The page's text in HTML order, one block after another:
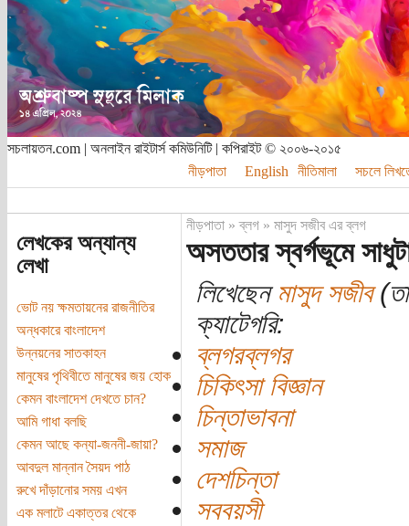
সচলায়তন.com | অনলাইন রাইটার্স কমিউনিটি | কপিরাইট © ২০০৬-২০১৫
নীড়পাতা
English নীতিমালা সচলে
লেখকের অন্যান্য
লেখা
ভোট নয় ক্ষমতায়নের রাজনীতির
অন্ধকারে বাংলাদেশ
উন্নয়নের সাতকাহন
মানুষের পৃথিবীতে মানুষের জয় হোক
কেমন বাংলাদেশ দেখতে চান?
আমি গাধা বলছি
কেমন আছে কন্যা-জননী-জায়া?
আবদুল মান্নান সৈয়দ পাঠ
রুখে দাঁড়ানোর সময় এখন
এক মলাটে একাত্তর থেকে
নীড়পাতা»ব্লগ» মাসুদ সজীব এর ব্লগ
অসততার স্বর্গভূমে
লিখেছেনমাসুদ সজীব
ক্যাটেগরি:
ব্লগরব্লগর
চিকিৎসা বিজ্ঞান
চিন্তাভাবনা
সমাজ
দেশচিন্তা
সববয়সী